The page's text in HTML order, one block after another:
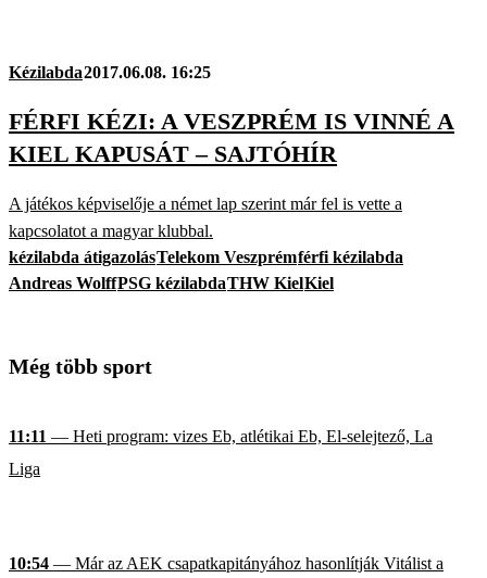
Kézilabda2017.06.08. 16:25
FÉRFI KÉZI: A VESZPRÉM IS VINNÉ A
KIEL KAPUSÁT – SAJTÓHÍR
A játékos képviselője a német lap szerint már fel is vette a
kapcsolatot a magyar klubbal.
kézilabda átigazolásTelekom Veszprémférfi kézilabda
Andreas WolffPSG kézilabdaTHW KielKiel
Még több sport
11:11 — Heti program: vizes Eb, atlétikai Eb, El-selejtező, La
Liga
10:54 — Már az AEK csapatkapitányához hasonlítják Vitálist a